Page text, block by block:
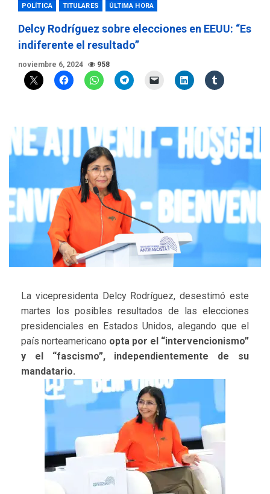
POLÍTICA TITULARES ÚLTIMA HORA
Delcy Rodríguez sobre elecciones en EEUU: “Es
indiferente el resultado”
noviembre 6, 2024 958
La vicepresidenta Delcy Rodríguez, desestimó este
martes los posibles resultados de las elecciones
presidenciales en Estados Unidos, alegando que el
país norteamericano opta por el “intervencionismo”
y el “fascismo”, independientemente de su
mandatario.